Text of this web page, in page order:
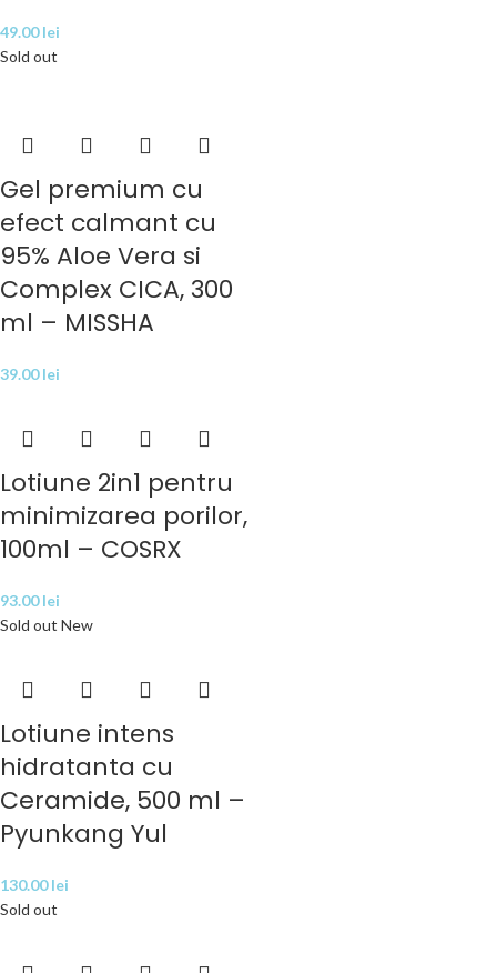
49.00lei
Sold out
Gel premium cu
efect calmant cu
95% Aloe Vera si
Complex CICA, 300
ml – MISSHA
39.00lei
Lotiune 2in1 pentru
minimizarea porilor,
100ml – COSRX
93.00lei
Sold out New
Lotiune intens
hidratanta cu
Ceramide, 500 ml –
Pyunkang Yul
130.00lei
Sold out